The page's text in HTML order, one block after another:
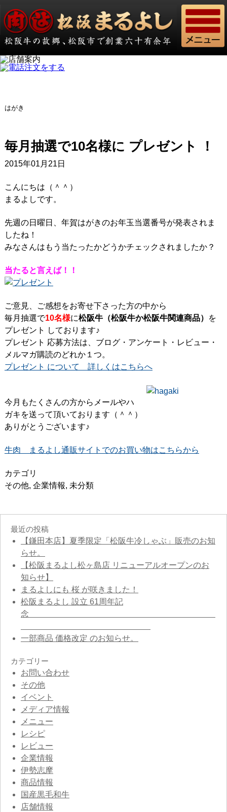
はがき
毎月抽選で10名様に プレゼント ！
2015年01月21日
こんにちは（＾＾）
まるよしです。
先週の日曜日、年賀はがきのお年玉当選番号が発表されま
したね！
みなさんはもう当たったかどうかチェックされましたか？
当たると言えば！！
ご意見、ご感想をお寄せ下さった方の中から
毎月抽選で10名様に松阪牛（松阪牛か松阪牛関連商品）
を
プレゼント しております♪
プレゼント 応募方法は、ブログ・アンケート・レビュー・
メルマガ購読のどれか１つ。
プレゼント について 詳しくはこちらへ
今月もたくさんの方からメールやハ
ガキを送って頂いております（＾＾）
ありがとうございます♪
牛肉 まるよし通販サイトでのお買い物はこちらから
カテゴリ
その他, 企業情報, 未分類
最近の投稿
【鎌田本店】夏季限定「松阪牛冷しゃぶ」販売のお知
らせ。
【松阪まるよし松ヶ島店 リニューアルオープンのお
知らせ】
まるよしにも 桜 が咲きました！
松阪まるよし 設立 61周年記
念
一部商品 価格改定 のお知らせ。
カテゴリー
お問い合わせ
その他
イベント
メディア情報
メニュー
レシピ
レビュー
企業情報
伊勢志摩
商品情報
国産黒毛和牛
店舗情報